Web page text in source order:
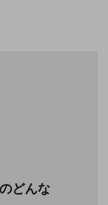
どんな